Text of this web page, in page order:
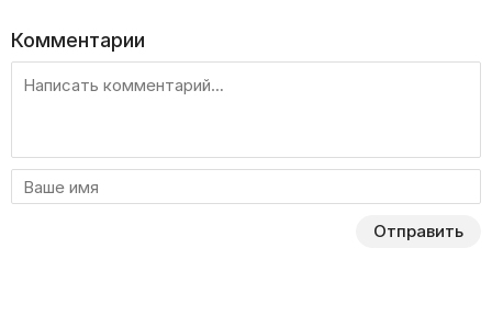
Комментарии
Отправить